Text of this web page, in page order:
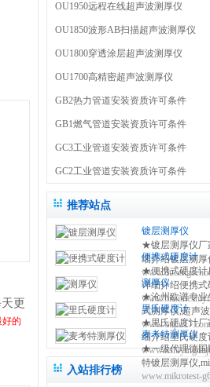
更
的
OU1950远程在线超声波测厚仪
OU1850波形AB扫描超声波测厚仪
OU1800穿透涂层超声波测厚仪
OU1700高精密超声波测厚仪
GB2热力管道安装资质许可条件
GB1燃气管道安装资质许可条件
GC3工业管道安装资质许可条件
GC2工业管道安装资质许可条件
推荐站点
镀层测厚仪
★镀层测厚仪厂
细介绍镀层测厚
知识,包括镀层测
使用方法,使用注
修保养等,使您
和使用镀层测试
3038768
便携式硬度计
★便携式硬度计
详细介绍便携式
相关知识,包括
计原理,使用方
事项,维修保养等
的了解和使用便
仪方法 0317-
测厚仪
★沧州欧谱专业
式测厚仪,超声
镀层测厚仪,里氏
声波探伤仪,测厚
糙度仪,电火花检
力测试仪,免费保
0317-3038768
www.oupu17.com
里氏硬度计
★里氏硬度计厂
细介绍里氏硬度
知识,包括里氏硬
使用方法,使用注
修保养等,使您更
麦考特测厚仪
★一级代理德国
特镀层测厚仪
g6,f6等多种型号
www.mikrotest-
入站排行榜